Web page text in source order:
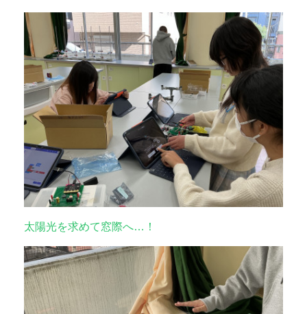
太陽光を求めて窓際へ…！